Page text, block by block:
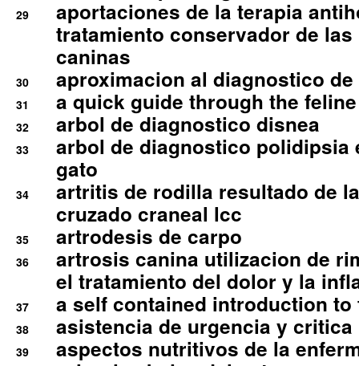
29
aportaciones de la terapia
tratamiento conservador de
caninas
30 aproximacion al diagnostico
31 a quick guide through the
32 arbol de diagnostico disnea
33
arbol de diagnostico polidipsia
gato
34
artritis de rodilla resultado de
cruzado craneal lcc
35 artrodesis de carpo
36
artrosis canina utilizacion de
el tratamiento del dolor y la
37 a self contained introduction
38 asistencia de urgencia y
39
aspectos nutritivos de la